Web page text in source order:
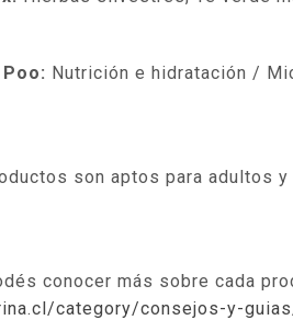
Nutrición e hidratación /
son aptos para adultos
conocer más sobre cada
category/consejos-y-